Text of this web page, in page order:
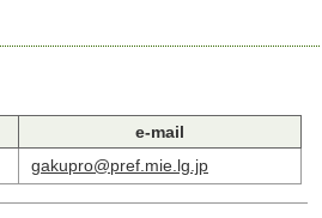
e-mail
gakupro@pref.mie.lg.jp